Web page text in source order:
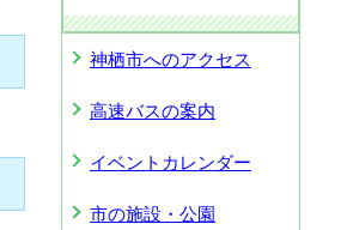
神栖市へのアクセス
高速バスの案内
イベントカレンダー
市の施設・公園